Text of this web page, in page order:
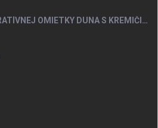
KOMPLETNÁ SADA DEKORATÍVNEJ OMIETKY DUNA S KREMIČITÝM PIESKOM A PERLEŤOU OD 5M2